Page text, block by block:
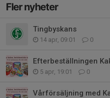
Fler nyheter
Tingbyskans
14 apr, 09:01 0
Efterbeställningen
5 apr, 19:01 0
Vårförsäljning med